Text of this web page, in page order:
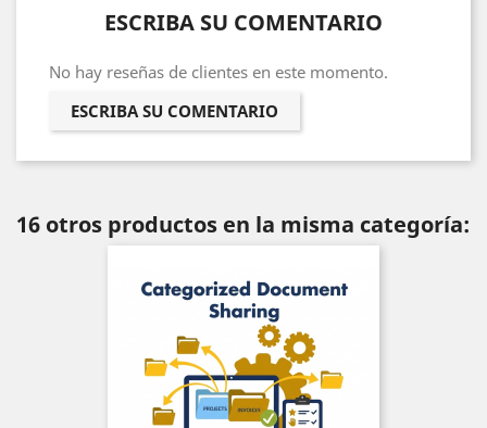
ESCRIBA SU COMENTARIO
No hay reseñas de clientes en este momento.
ESCRIBA SU COMENTARIO
16 otros productos en la misma categoría: